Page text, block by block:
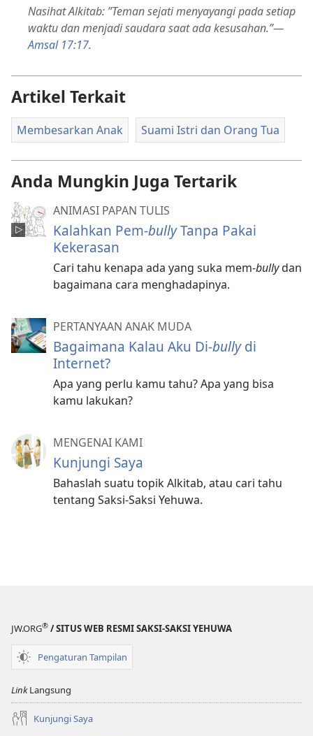
Nasihat Alkitab: ”Teman sejati menyayangi pada setiap
waktu dan menjadi saudara saat ada kesusahan.”​—
Amsal 17:17.
Artikel Terkait
Membesarkan Anak Suami Istri dan Orang Tua
Anda Mungkin Juga Tertarik
ANIMASI PAPAN TULIS
Kalahkan Pem-bullyTanpa Pakai
Kekerasan
Cari tahu kenapa ada yang suka mem-bullydan
bagaimana cara menghadapinya.
PERTANYAAN ANAK MUDA
Bagaimana Kalau Aku Di-bullydi
Internet?
Apa yang perlu kamu tahu? Apa yang bisa
kamu lakukan?
MENGENAI KAMI
Kunjungi Saya
Bahaslah suatu topik Alkitab, atau cari tahu
tentang Saksi-Saksi Yehuwa.
JW.ORG® / SITUS WEB RESMI SAKSI-SAKSI YEHUWA
Pengaturan Tampilan
LinkLangsung
Kunjungi Saya